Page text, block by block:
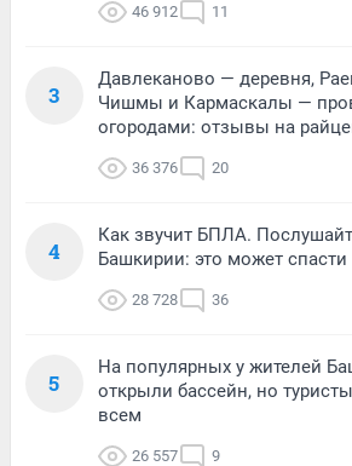
46 912 11
3
Давлеканово — деревня,
Чишмы и Кармаскалы —
огородами: отзывы на
36 376 20
4
Как звучит БПЛА.
Башкирии: это может
28 728 36
5
На популярных у жителей
открыли бассейн, но
всем
26 557 9